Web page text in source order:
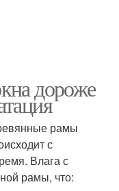
дороже
рамы
с
Влага с
рамы, что: